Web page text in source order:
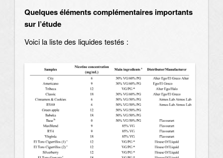
Quelques éléments complémentaires importants
sur l’étude
Voici la liste des liquides testés :